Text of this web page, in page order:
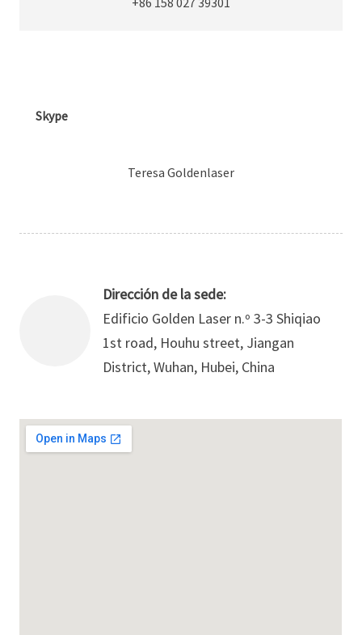
Skype
Teresa Goldenlaser
Dirección de la sede:
Edificio Golden Laser n.º 3-3 Shiqiao
1st road, Houhu street, Jiangan
District, Wuhan, Hubei, China